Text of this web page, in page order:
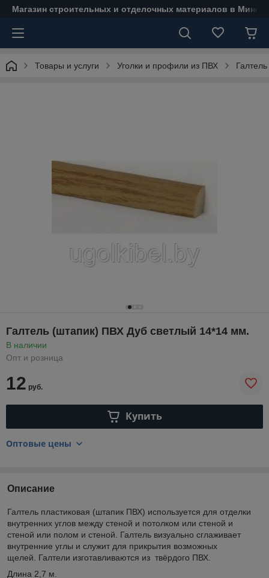
Магазин строительных и отделочных материалов в Минске
Товары и услуги Уголки и профили из ПВХ
Галтель (штапик) ПВХ Дуб светлый 14*14 мм.
В наличии
Опт и розница
12 руб.
Купить
Оптовые цены
Описание
Галтель пластиковая (штапик ПВХ) используется для отделки
внутренних углов между стеной и потолком или стеной и
стеной или полом и стеной. Галтель визуально сглаживает
внутренние углы и служит для прикрытия возможных
щелей. Галтели изготавливаются из твёрдого ПВХ.
Длина 2,7 м.